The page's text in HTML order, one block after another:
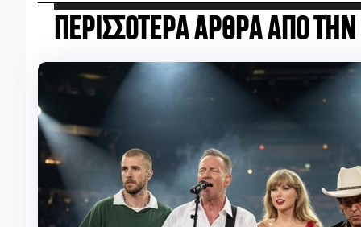
ΠΕΡΙΣΣΟΤΕΡΑ ΑΡΘΡΑ ΑΠΟ